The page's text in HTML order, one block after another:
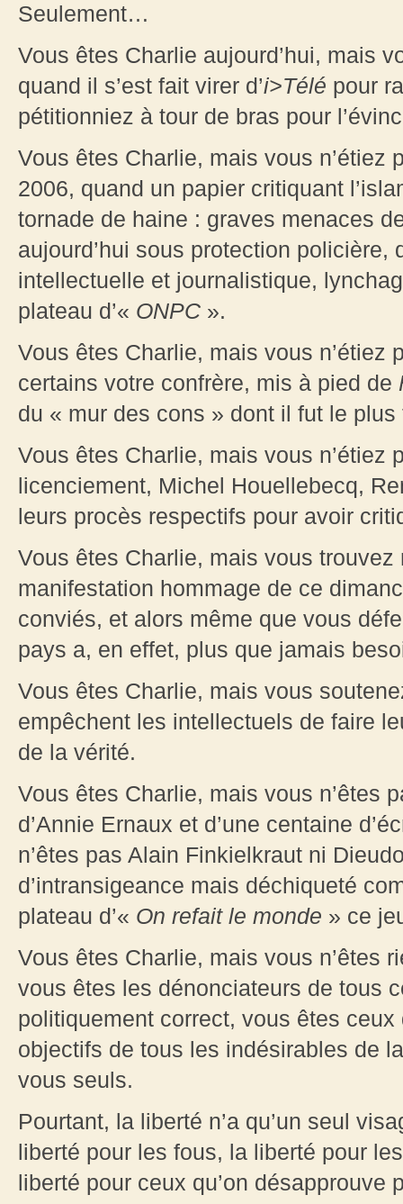
Seulement…
Vous êtes Charlie aujourd’hui, mais
quand il s’est fait virer d’i>Télé pour
pétitionniez à tour de bras pour
Vous êtes Charlie, mais vous n’étiez
2006, quand un papier critiquant
tornade de haine : graves menaces
aujourd’hui sous protection
intellectuelle et journalistique,
plateau d’« ONPC ».
Vous êtes Charlie, mais vous n’étiez
certains votre confrère, mis à pied de
du « mur des cons » dont il fut le
Vous êtes Charlie, mais vous n’étiez
licenciement, Michel Houellebecq,
leurs procès respectifs pour avoir
Vous êtes Charlie, mais vous
manifestation hommage de ce
conviés, et alors même que vous
pays a, en effet, plus que jamais
Vous êtes Charlie, mais vous
empêchent les intellectuels de faire
de la vérité.
Vous êtes Charlie, mais vous n’êtes
d’Annie Ernaux et d’une centaine
n’êtes pas Alain Finkielkraut ni
d’intransigeance mais déchiqueté
plateau d’« On refait le monde » ce
Vous êtes Charlie, mais vous n’êtes
vous êtes les dénonciateurs de tous
politiquement correct, vous êtes
objectifs de tous les indésirables de
vous seuls.
Pourtant, la liberté n’a qu’un seul
liberté pour les fous, la liberté pour
liberté pour ceux qu’on